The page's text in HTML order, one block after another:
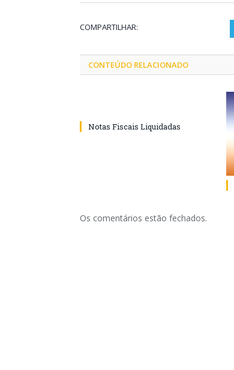
COMPARTILHAR:
CONTEÚDO RELACIONADO
Notas Fiscais Liquidadas
Os comentários estão fechados.